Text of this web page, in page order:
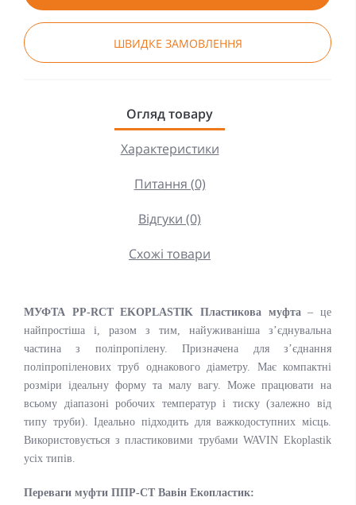
ШВИДКЕ ЗАМОВЛЕННЯ
Огляд товару
Характеристики
Питання (0)
Відгуки (0)
Схожі товари
МУФТА PP-RCT EKOPLASTIK Пластикова муфта– це
найпростіша і, разом з тим, найуживаніша з’єднувальна
частина з поліпропілену. Призначена для з’єднання
поліпропіленових труб однакового діаметру. Має компактні
розміри ідеальну форму та малу вагу. Може працювати на
всьому діапазоні робочих температур і тиску (залежно від
типу труби). Ідеально підходить для важкодоступних місць.
Використовується з пластиковими трубами WAVIN Ekoplastik
усіх типів.
Переваги муфти ППР-СТ Вавін Екопластик: